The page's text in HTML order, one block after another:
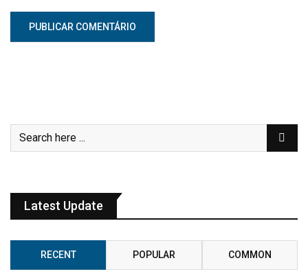
Latest Update
RECENT POPULAR COMMON